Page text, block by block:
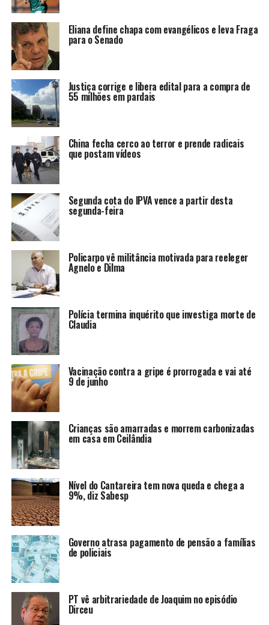
Eliana define chapa com evangélicos e leva Fraga
para o Senado
Justiça corrige e libera edital para a compra de
55 milhões em pardais
China fecha cerco ao terror e prende radicais
que postam vídeos
Segunda cota do IPVA vence a partir desta
segunda-feira
Policarpo vê militância motivada para reeleger
Agnelo e Dilma
Polícia termina inquérito que investiga morte de
Claudia
Vacinação contra a gripe é prorrogada e vai até
9 de junho
Crianças são amarradas e morrem carbonizadas
em casa em Ceilândia
Nível do Cantareira tem nova queda e chega a
9%, diz Sabesp
Governo atrasa pagamento de pensão a famílias
de policiais
PT vê arbitrariedade de Joaquim no episódio
Dirceu